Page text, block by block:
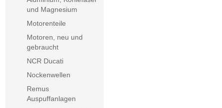
und Magnesium
Motorenteile
Motoren, neu und
gebraucht
NCR Ducati
Nockenwellen
Remus
Auspuffanlagen